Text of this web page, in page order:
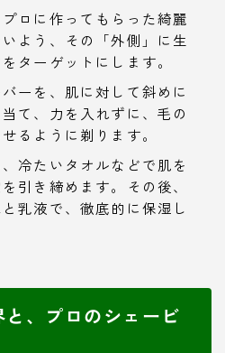
ロに作ってもらった綺麗
よう、その「外側」に生
ターゲットにします。
ーを、肌に対して斜めに
て、力を入れずに、毛の
るように剃ります。
冷たいタオルなどで肌を
引き締めます。その後、
乳液で、徹底的に保湿し
、プロのシェービ